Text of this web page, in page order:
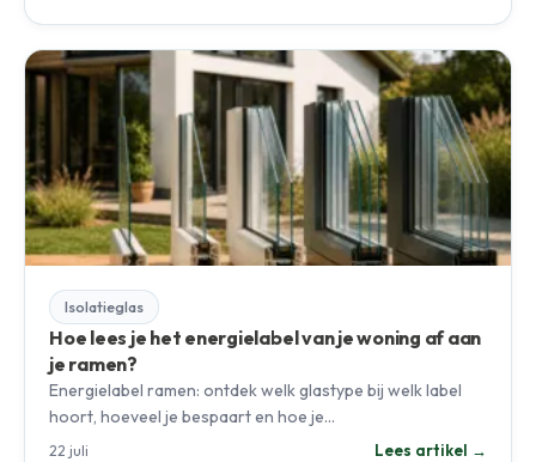
Isolatieglas
Hoe lees je het energielabel van je woning af aan
je ramen?
Energielabel ramen: ontdek welk glastype bij welk label
hoort, hoeveel je bespaart en hoe je…
22 juli Lees artikel →